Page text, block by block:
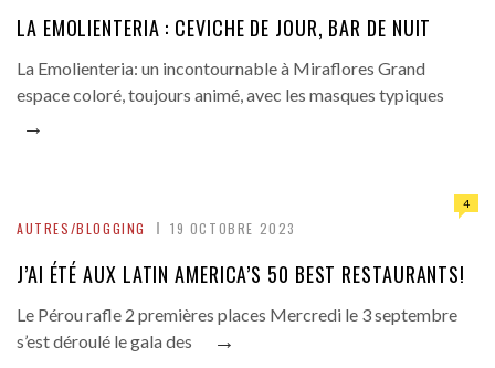
LA EMOLIENTERIA : CEVICHE DE JOUR, BAR DE NUIT
La Emolienteria: un incontournable à Miraflores Grand
espace coloré, toujours animé, avec les masques typiques
→
AUTRES/BLOGGING 19 OCTOBRE 2023
4
J’AI ÉTÉ AUX LATIN AMERICA’S 50 BEST RESTAURANTS!
Le Pérou rafle 2 premières places Mercredi le 3 septembre
s’est déroulé le gala des
→